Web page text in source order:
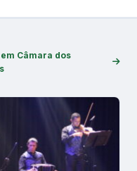
Câmara dos